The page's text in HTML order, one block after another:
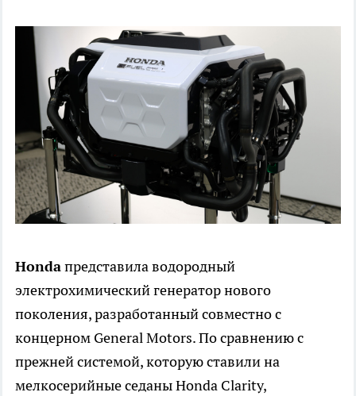
Hondaпредставила водородный
электрохимический генератор нового
поколения, разработанный совместно с
концерном General Motors. По сравнению с
прежней системой, которую ставили на
мелкосерийные седаны Honda Clarity,